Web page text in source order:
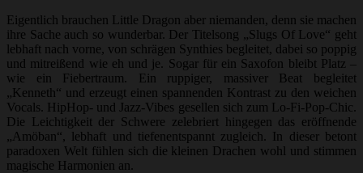
Eigentlich brauchen Little Dragon aber niemanden, denn sie machen
ihre Sache auch so wunderbar. Der Titelsong „Slugs Of Love“ geht
lebhaft nach vorne, von schrägen Synthies begleitet, dabei so poppig
und mitreißend wie eh und je. Sogar für ein Saxofon bleibt Platz –
wie ein Fiebertraum. Ein ruppiger, massiver Beat begleitet
„Kenneth“ und erzeugt einen spannenden Kontrast zu den weichen
Vocals. HipHop- und Jazz-Vibes gesellen sich zum Lo-Fi-Pop-Chic.
Die Leichtigkeit der Schwere zelebriert hingegen das eröffnende
„Amöban“, lebhaft und tiefenentspannt zugleich. In dieser betont
paradoxen Welt fühlen sich die kleinen Drachen wohl und stimmen
magische Harmonien an.